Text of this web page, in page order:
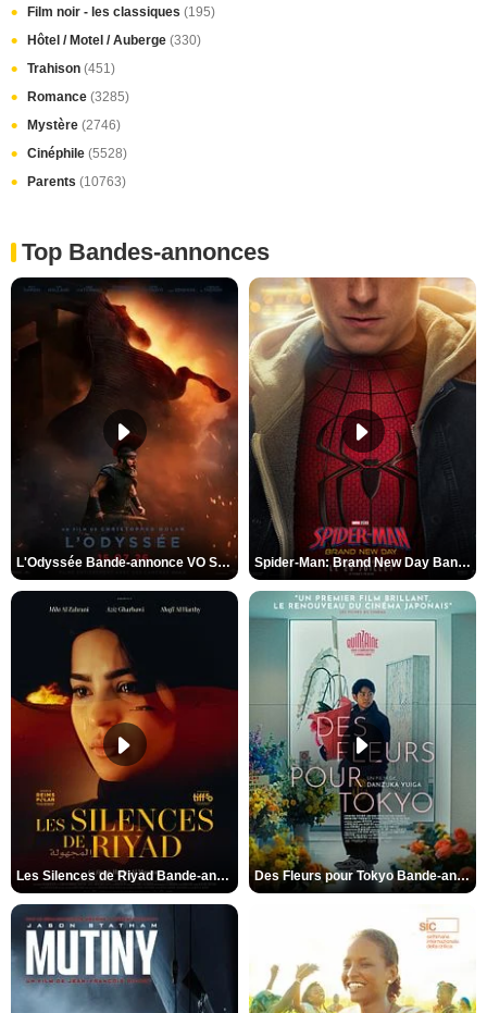
Film noir - les classiques (195)
Hôtel / Motel / Auberge (330)
Trahison (451)
Romance (3285)
Mystère (2746)
Cinéphile (5528)
Parents (10763)
Top Bandes-annonces
L'Odyssée Bande-annonce VO STFR Spider-Man: Brand New Day Bande-annonce VO STFR
Les Silences de Riyad Bande-annonce VO STFR Des Fleurs pour Tokyo Bande-annonce VO STFR